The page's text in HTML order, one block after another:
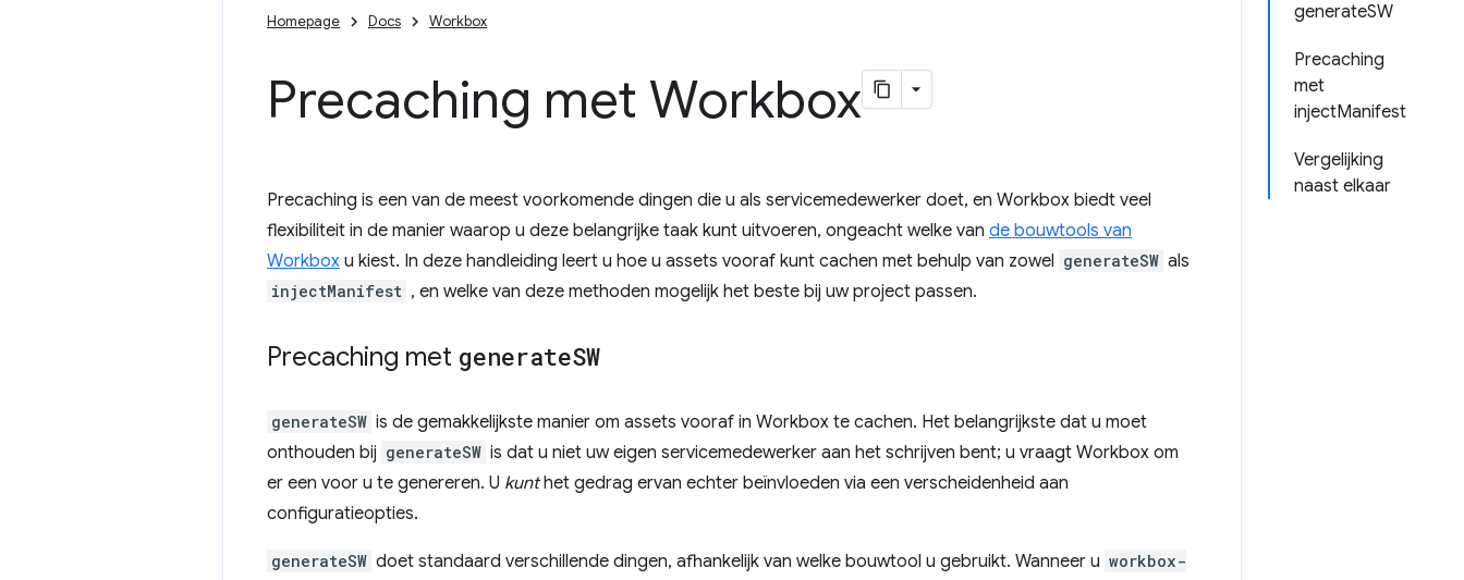
generateSW
Precaching
met
injectManifest
Vergelijking
naast elkaar
Homepage Docs Workbox
Precaching met Workbox
Precaching is een van de meest voorkomende dingen die u als servicemedewerker doet, en Workbox biedt veel
flexibiliteit in de manier waarop u deze belangrijke taak kunt uitvoeren, ongeacht welke van de bouwtools van
Workbox u kiest. In deze handleiding leert u hoe u assets vooraf kunt cachen met behulp van zowel generateSW als
injectManifest , en welke van deze methoden mogelijk het beste bij uw project passen.
Precaching met generateSW
generateSW is de gemakkelijkste manier om assets vooraf in Workbox te cachen. Het belangrijkste dat u moet
onthouden bij generateSW is dat u niet uw eigen servicemedewerker aan het schrijven bent; u vraagt ​​Workbox om
er een voor u te genereren. U kunthet gedrag ervan echter beïnvloeden via een verscheidenheid aan
configuratieopties.
generateSW doet standaard verschillende dingen, afhankelijk van welke bouwtool u gebruikt. Wanneer u workbox-